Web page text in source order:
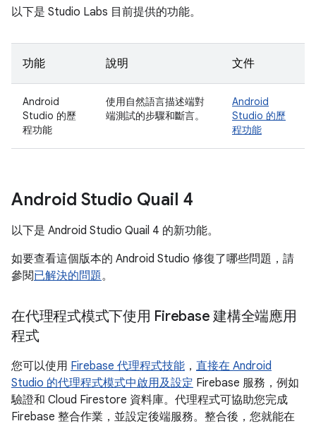
以下是 Studio Labs 目前提供的功能。
功能 說明 文件
Android
Studio 的歷
程功能
使用自然語言描述端對
端測試的步驟和斷言。
Android
Studio 的歷
程功能
Android Studio Quail 4
以下是 Android Studio Quail 4 的新功能。
如要查看這個版本的 Android Studio 修復了哪些問題，請
參閱已解決的問題。
在代理程式模式下使用 Firebase 建構全端應用
程式
您可以使用 Firebase 代理程式技能 ， 直接在 Android
Studio 的代理程式模式中啟用及設定 Firebase 服務，例如
驗證和 Cloud Firestore 資料庫。代理程式可協助您完成
Firebase 整合作業，並設定後端服務。整合後，您就能在